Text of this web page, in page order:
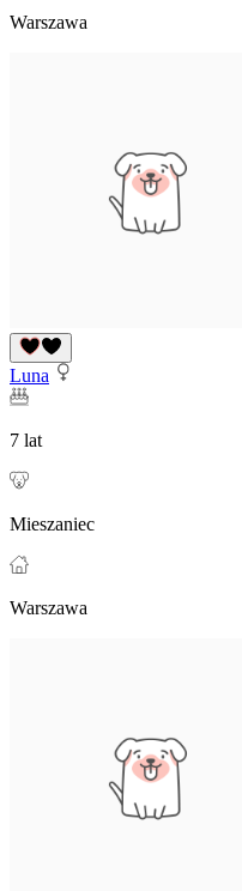
Warszawa
Luna
7 lat
Mieszaniec
Warszawa